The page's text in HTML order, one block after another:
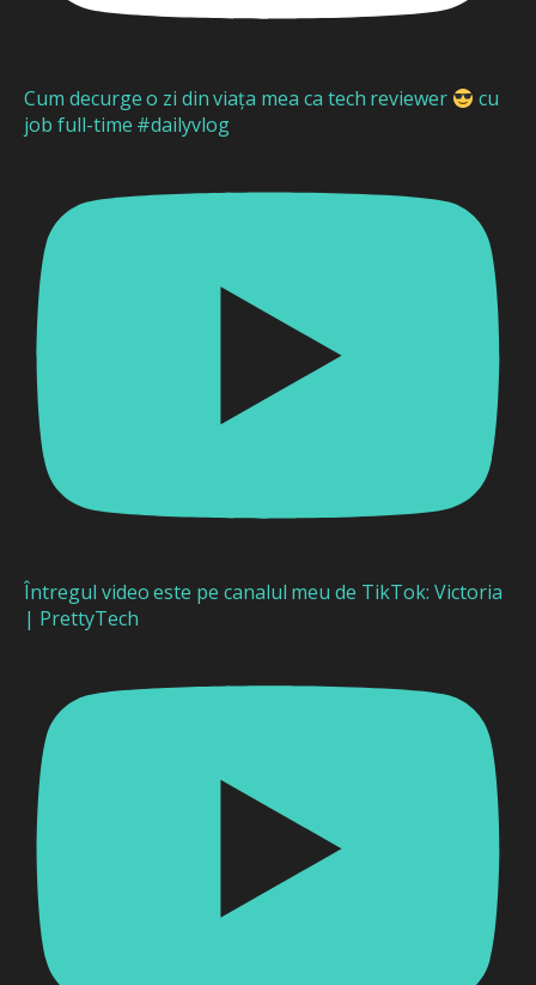
Cum decurge o zi din viața mea ca tech reviewer
cu
job full-time #dailyvlog
Întregul video este pe canalul meu de TikTok: Victoria
| PrettyTech